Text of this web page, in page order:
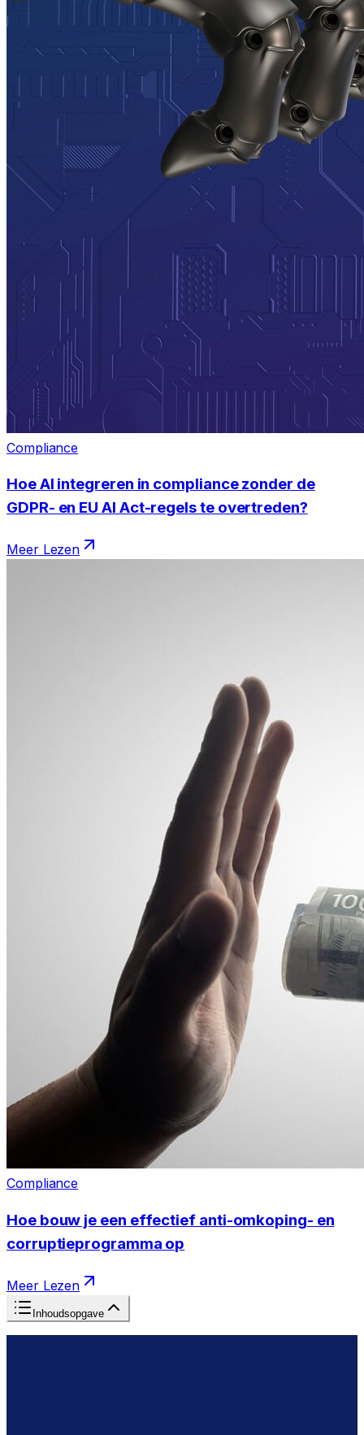
Compliance
Hoe AI integreren in compliance zonder de
GDPR- en EU AI Act-regels te overtreden?
Meer Lezen
Compliance
Hoe bouw je een effectief anti-omkoping- en
corruptieprogramma op
Meer Lezen
Inhoudsopgave